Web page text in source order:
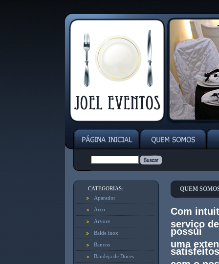
CATEGORIAS:
Aparador
Arco
Arvore
Balde inox
Bancos
Bandeja de Doces
QUEM
Com
serviço
possui
uma